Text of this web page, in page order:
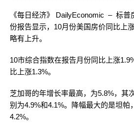
《每日经济》 DailyEconomic – 标普
份报告显示，10月份美国房价同比上
略有上升。
10市综合指数在报告月份同比上涨
比上涨1.3%。
芝加哥的年增长率最高，为5.8%，其
别为4.9%和4.1%。降幅最大的是坦帕
4.2%。